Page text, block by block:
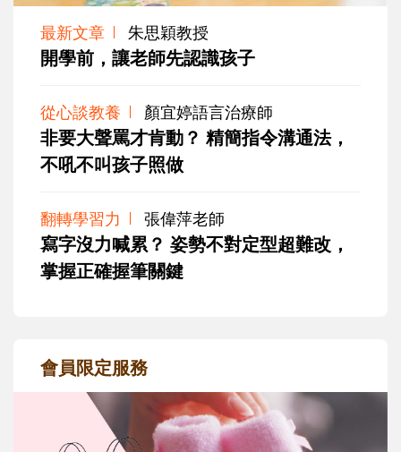
最新文章 朱思穎教授
開學前，讓老師先認識孩子
從心談教養 顏宜婷語言治療師
非要大聲罵才肯動？ 精簡指令溝通法，
不吼不叫孩子照做
翻轉學習力 張偉萍老師
寫字沒力喊累？ 姿勢不對定型超難改，
掌握正確握筆關鍵
會員限定服務